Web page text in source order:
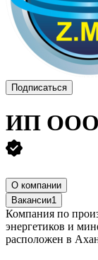
Подписаться
ИП ООО
О компании
Вакансии1
Компания по
энергетиков и
расположен в